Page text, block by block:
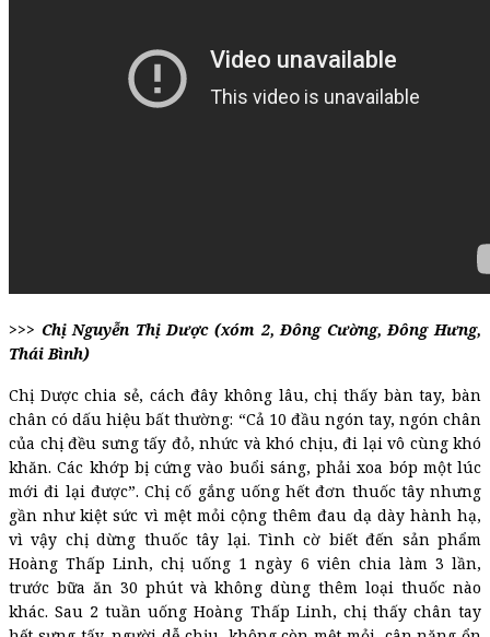
>>> Chị Nguyễn Thị Dược (xóm 2, Đông Cường, Đông Hưng,
Thái Bình)
Chị Dược chia sẻ, cách đây không lâu, chị thấy bàn tay, bàn
chân có dấu hiệu bất thường: “Cả 10 đầu ngón tay, ngón chân
của chị đều sưng tấy đỏ, nhức và khó chịu, đi lại vô cùng khó
khăn. Các khớp bị cứng vào buổi sáng, phải xoa bóp một lúc
mới đi lại được”. Chị cố gắng uống hết đơn thuốc tây nhưng
gần như kiệt sức vì mệt mỏi cộng thêm đau dạ dày hành hạ,
vì vậy chị dừng thuốc tây lại. Tình cờ biết đến sản phẩm
Hoàng Thấp Linh, chị uống 1 ngày 6 viên chia làm 3 lần,
trước bữa ăn 30 phút và không dùng thêm loại thuốc nào
khác. Sau 2 tuần uống Hoàng Thấp Linh, chị thấy chân tay